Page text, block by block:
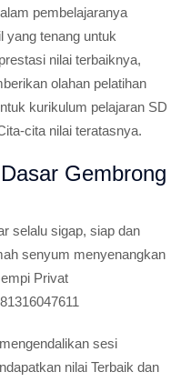
pembelajaranya
yang tenang untuk
nilai terbaiknya,
olahan pelatihan
kurikulum pelajaran SD
cita nilai teratasnya.
Gembrong
selalu sigap, siap dan
senyum menyenangkan
Privat
sesi
nilai Terbaik dan